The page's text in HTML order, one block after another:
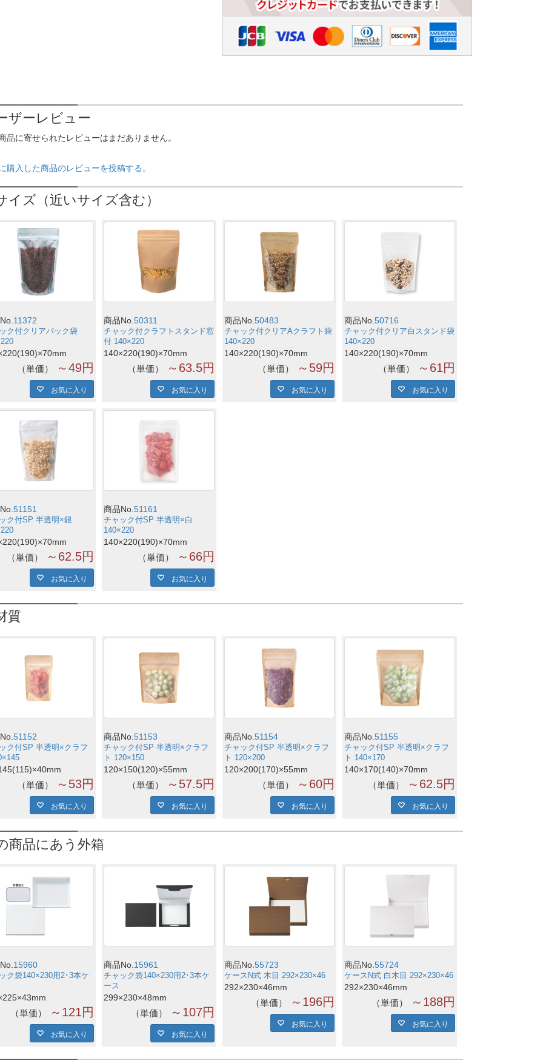
ザーレビュー
品に寄せられたレビューはまだありません。
購入した商品のレビューを投稿する。
イズ（近いサイズ含む）
11372
ク付クリアパック袋
単価 ～49円
お気に入り
商品No. 50311
チャック付クラフトスタンド窓
付 140×220
140×220(190)×70mm
単価 ～63.5円
お気に入り
商品No. 50483
チャック付クリアAクラフト袋
140×220
140×220(190)×70mm
単価 ～59円
お気に入り
商品No.50716
チャック付クリア白スタンド袋
140×220
140×220(190)×70mm
単価 ～61円
お気に入り
51151
ク付SP 半透明×銀
単価 ～62.5円
お気に入り
商品No. 51161
チャック付SP 半透明×白
140×220
140×220(190)×70mm
単価 ～66円
お気に入り
質
51152
ク付SP 半透明×クラフ
単価 ～53円
お気に入り
商品No.51153
チャック付SP 半透明×クラフ
ト 120×150
120×150(120)×55mm
単価 ～57.5円
お気に入り
商品No.51154
チャック付SP 半透明×クラフ
ト 120×200
120×200(170)×55mm
単価 ～60円
お気に入り
商品No.51155
チャック付SP 半透明×クラフ
ト 140×170
140×170(140)×70mm
単価 ～62.5円
お気に入り
商品にあう外箱
15960
ク袋140×230用2･3本ケ
単価 ～121円
お気に入り
商品No.15961
チャック袋140×230用2･3本ケ
ース
299×230×48mm
単価 ～107円
お気に入り
商品No.55723
ケースN式 木目 292×230×46
292×230×46mm
単価 ～196円
お気に入り
商品No.55724
ケースN式 白木目 292×230×46
292×230×46mm
単価 ～188円
お気に入り